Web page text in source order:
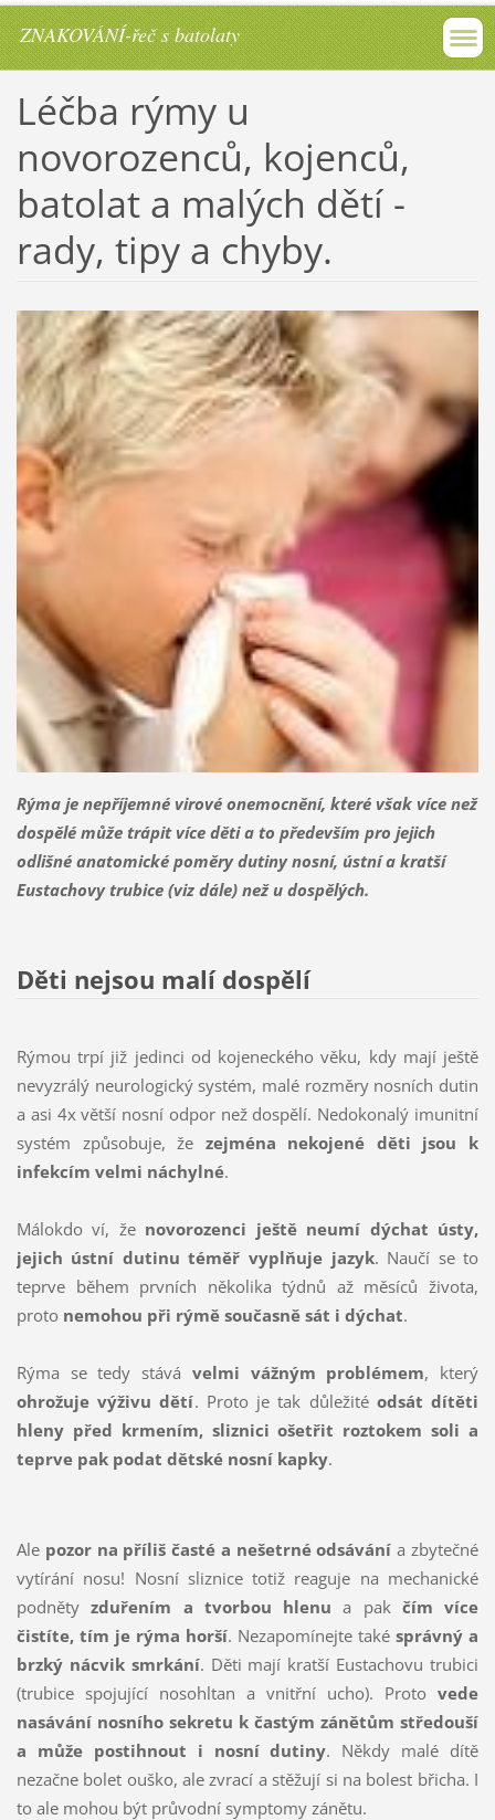
ZNAKOVÁNÍ-řeč s batolaty
Léčba rýmy u
novorozenců, kojenců,
batolat a malých dětí -
rady, tipy a chyby.
Rýma je nepříjemné virové onemocnění, které však více než
dospělé může trápit více děti a to především pro jejich
odlišné anatomické poměry dutiny nosní, ústní a kratší
Eustachovy trubice (viz dále) než u dospělých.
Děti nejsou malí dospělí
Rýmou trpí již jedinci od kojeneckého věku, kdy mají ještě
nevyzrálý neurologický systém, malé rozměry nosních dutin
a asi 4x větší nosní odpor než dospělí. Nedokonalý imunitní
systém způsobuje, že zejména nekojené děti jsou k
infekcím velmi náchylné.
Málokdo ví, že novorozenci ještě neumí dýchat ústy,
jejich ústní dutinu téměř vyplňuje jazyk. Naučí se to
teprve během prvních několika týdnů až měsíců života,
proto nemohou při rýmě současně sát i dýchat.
Rýma se tedy stává velmi vážným problémem, který
ohrožuje výživu dětí. Proto je tak důležité odsát dítěti
hleny před krmením, sliznici ošetřit roztokem soli a
teprve pak podat dětské nosní kapky.
Ale pozor na příliš časté a nešetrné odsávánía zbytečné
vytírání nosu! Nosní sliznice totiž reaguje na mechanické
podnětyzduřením a tvorbou hlenua pak čím více
čistíte, tím je rýma horší. Nezapomínejte takésprávný a
brzký nácvik smrkání. Děti mají kratší Eustachovu trubici
(trubice spojující nosohltan a vnitřní ucho). Protovede
nasávání nosního sekretu k častým zánětům středouší
a může postihnout i nosní dutiny. Někdy malé dítě
nezačne bolet ouško, ale zvrací a stěžují si na bolest břicha. I
to ale mohou být průvodní symptomy zánětu.